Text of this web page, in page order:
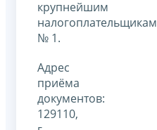
крупнейшим
налогоплательщикам
№ 1.
Адрес
приёма
документов:
129110,